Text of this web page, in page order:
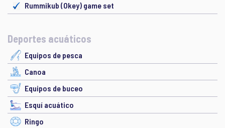
Rummikub (Okey) game set
Deportes acuáticos
Equipos de pesca
Canoa
Equipos de buceo
Esquí acuático
Ringo